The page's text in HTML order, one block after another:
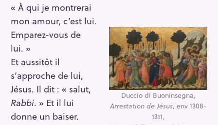
Duccio di Buoninsegna,
Arrestation de Jésus, env 1308-
1311,
« À qui je montrerai
mon amour, c’est lui.
Emparez-vous de
lui. »
Et aussitôt il
s’approche de lui,
Jésus. Il dit : « salut,
Rabbi. » Et il lui
donne un baiser.